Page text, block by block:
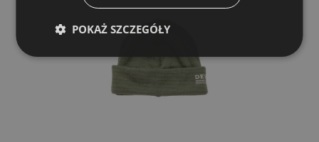
POKAŻ SZCZEGÓŁY